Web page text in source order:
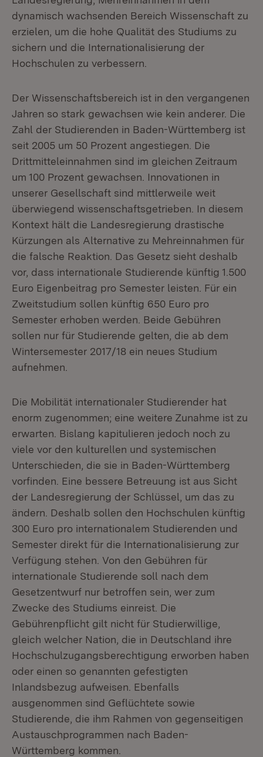
dynamisch wachsenden Bereich Wissenschaft zu
erzielen, um die hohe Qualität des Studiums zu
sichern und die Internationalisierung der
Hochschulen zu verbessern.
Der Wissenschaftsbereich ist in den vergangenen
Jahren so stark gewachsen wie kein anderer. Die
Zahl der Studierenden in Baden-Württemberg ist
seit 2005 um 50 Prozent angestiegen. Die
Drittmitteleinnahmen sind im gleichen Zeitraum
um 100 Prozent gewachsen. Innovationen in
unserer Gesellschaft sind mittlerweile weit
überwiegend wissenschaftsgetrieben. In diesem
Kontext hält die Landesregierung drastische
Kürzungen als Alternative zu Mehreinnahmen für
die falsche Reaktion. Das Gesetz sieht deshalb
vor, dass internationale Studierende künftig 1.500
Euro Eigenbeitrag pro Semester leisten. Für ein
Zweitstudium sollen künftig 650 Euro pro
Semester erhoben werden. Beide Gebühren
sollen nur für Studierende gelten, die ab dem
Wintersemester 2017/18 ein neues Studium
aufnehmen.
Die Mobilität internationaler Studierender hat
enorm zugenommen; eine weitere Zunahme ist zu
erwarten. Bislang kapitulieren jedoch noch zu
viele vor den kulturellen und systemischen
Unterschieden, die sie in Baden-Württemberg
vorfinden. Eine bessere Betreuung ist aus Sicht
der Landesregierung der Schlüssel, um das zu
ändern. Deshalb sollen den Hochschulen künftig
300 Euro pro internationalem Studierenden und
Semester direkt für die Internationalisierung zur
Verfügung stehen. Von den Gebühren für
internationale Studierende soll nach dem
Gesetzentwurf nur betroffen sein, wer zum
Zwecke des Studiums einreist. Die
Gebührenpflicht gilt nicht für Studierwillige,
gleich welcher Nation, die in Deutschland ihre
Hochschulzugangsberechtigung erworben haben
oder einen so genannten gefestigten
Inlandsbezug aufweisen. Ebenfalls
ausgenommen sind Geflüchtete sowie
Studierende, die ihm Rahmen von gegenseitigen
Austauschprogrammen nach Baden-
Württemberg kommen.